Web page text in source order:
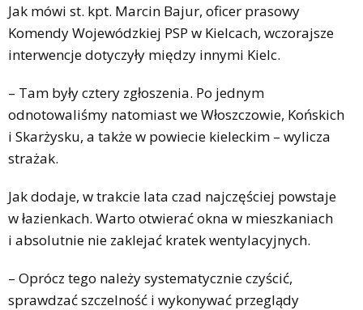
Jak mówi st. kpt. Marcin Bajur, oficer prasowy
Komendy Wojewódzkiej PSP w Kielcach, wczorajsze
interwencje dotyczyły między innymi Kielc.
– Tam były cztery zgłoszenia. Po jednym
odnotowaliśmy natomiast we Włoszczowie, Końskich
i Skarżysku, a także w powiecie kieleckim – wylicza
strażak.
Jak dodaje, w trakcie lata czad najczęściej powstaje
w łazienkach. Warto otwierać okna w mieszkaniach
i absolutnie nie zaklejać kratek wentylacyjnych.
– Oprócz tego należy systematycznie czyścić,
sprawdzać szczelność i wykonywać przeglądy